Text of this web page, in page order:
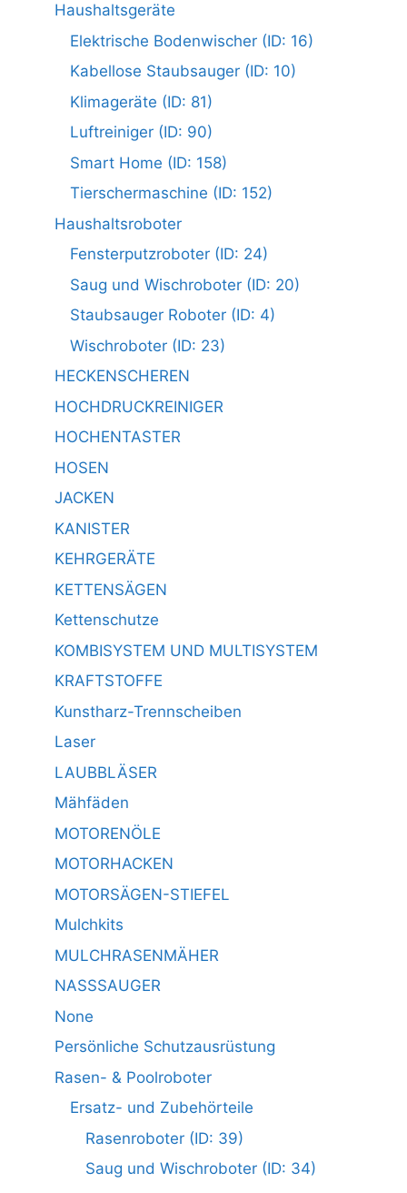
Haushaltsgeräte
Elektrische Bodenwischer (ID: 16)
Kabellose Staubsauger (ID: 10)
Klimageräte (ID: 81)
Luftreiniger (ID: 90)
Smart Home (ID: 158)
Tierschermaschine (ID: 152)
Haushaltsroboter
Fensterputzroboter (ID: 24)
Saug und Wischroboter (ID: 20)
Staubsauger Roboter (ID: 4)
Wischroboter (ID: 23)
HECKENSCHEREN
HOCHDRUCKREINIGER
HOCHENTASTER
HOSEN
JACKEN
KANISTER
KEHRGERÄTE
KETTENSÄGEN
Kettenschutze
KOMBISYSTEM UND MULTISYSTEM
KRAFTSTOFFE
Kunstharz-Trennscheiben
Laser
LAUBBLÄSER
Mähfäden
MOTORENÖLE
MOTORHACKEN
MOTORSÄGEN-STIEFEL
Mulchkits
MULCHRASENMÄHER
NASSSAUGER
None
Persönliche Schutzausrüstung
Rasen- & Poolroboter
Ersatz- und Zubehörteile
Rasenroboter (ID: 39)
Saug und Wischroboter (ID: 34)